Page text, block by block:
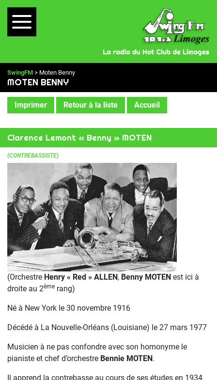
SwingFM > Moten Benny
MOTEN BENNY
Imprimer Retour à la liste Accueil
Clarence Lemont « Benny » MOTEN
(CONTREBASSISTE)
(Orchestre Henry « Red » ALLEN, Benny MOTEN est ici à
droite au 2ème rang)
Né à New York le 30 novembre 1916
Décédé à La Nouvelle-Orléans (Louisiane) le 27 mars 1977
Musicien à ne pas confondre avec son homonyme le
pianiste et chef d’orchestre Bennie MOTEN.
Il apprend la contrebasse au cours de ses études en 1934